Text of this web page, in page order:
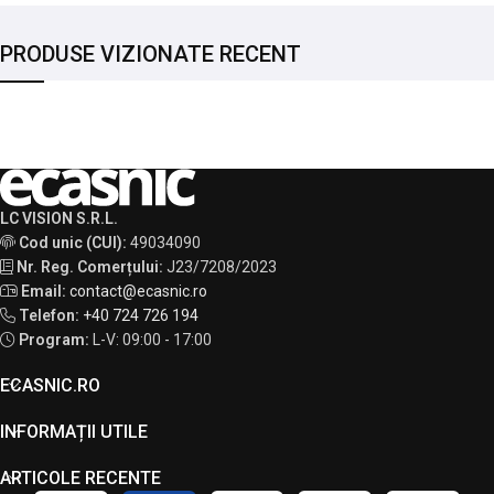
PRODUSE VIZIONATE RECENT
LC VISION S.R.L.
Cod unic (CUI): 49034090
Nr. Reg. Comerțului: J23/7208/2023
Email: contact@ecasnic.ro
Telefon: +40 724 726 194
Program:
L-V: 09:00 - 17:00
ECASNIC.RO
INFORMAȚII UTILE
ARTICOLE RECENTE